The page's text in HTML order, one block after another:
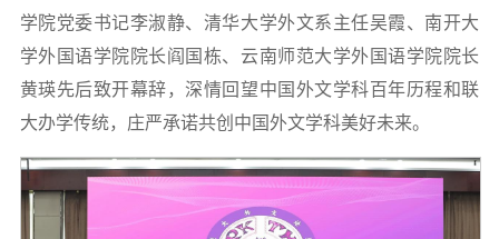
学院党委书记李淑静、清华大学外文系主任吴霞、南开大
学外国语学院院长阎国栋、云南师范大学外国语学院院长
黄瑛先后致开幕辞，深情回望中国外文学科百年历程和联
大办学传统，庄严承诺共创中国外文学科美好未来。